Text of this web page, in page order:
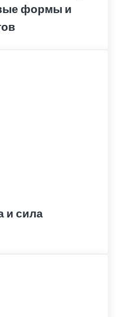
формы и
и сила